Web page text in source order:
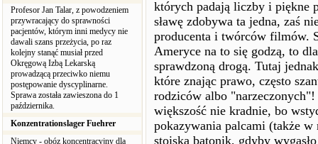
Profesor Jan Talar, z powodzeniem
przywracający do sprawności
pacjentów, którym inni medycy nie
dawali szans przeżycia, po raz
kolejny stanąć musiał przed
Okręgową Izbą Lekarską
prowadzącą przeciwko niemu
postępowanie dyscyplinarne.
Sprawa została zawieszona do 1
października.
Konzentrationslager Fuehrer
Niemcy - obóz koncentracyjny dla
których padają liczby i piękne
sławę zdobywa ta jedna, zaś
producenta i twórców filmów.
Ameryce na to się godzą, to
sprawdzoną drogą. Tutaj
które znając prawo, często
rodziców albo
większość nie kradnie, bo
pokazywania palcami (także
stoiska batonik, gdyby